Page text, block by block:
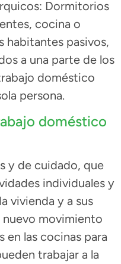
Dormitorios
cocina o
habitantes pasivos,
a una parte de los
doméstico
persona.
doméstico
y de cuidado, que
individuales y
vivienda y a sus
nuevo movimiento
s en las cocinas para
trabajar a la